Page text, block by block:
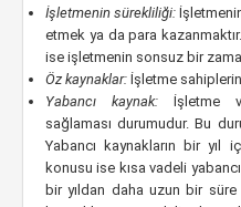
İşletmenin sürekliliği:
etmek ya da para
ise işletmenin sonsuz bir
Öz kaynaklar: İşletme
Yabancı kaynak: İşletme
sağlaması durumudur. Bu
Yabancı kaynakların bir yıl
konusu ise kısa vadeli
bir yıldan daha uzun bir